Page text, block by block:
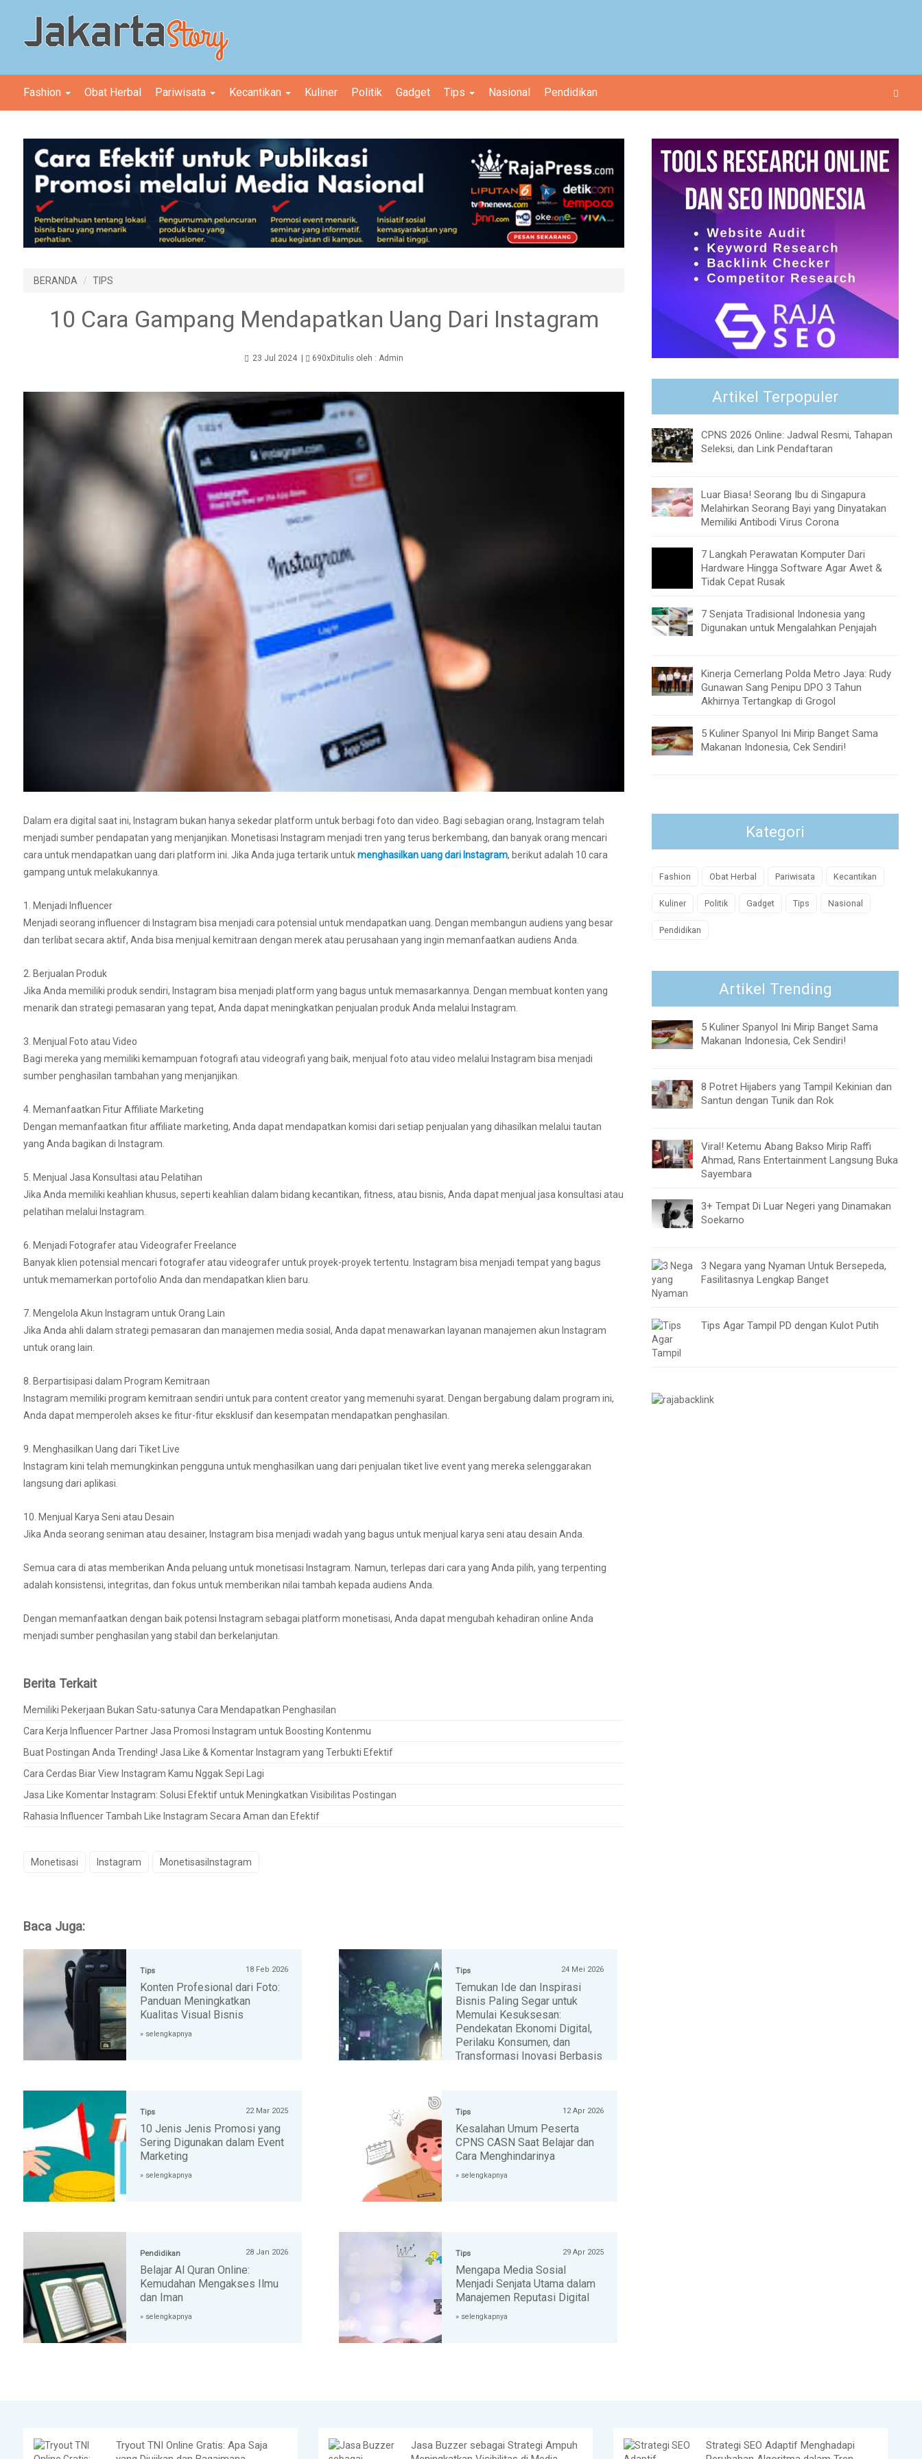
Fashion Obat Herbal Pariwisata Kecantikan Kuliner Politik Gadget Tips Nasional Pendidikan
BERANDA TIPS
10 Cara Gampang Mendapatkan Uang Dari Instagram
23 Jul 2024 690xDitulis oleh : Admin
Dalam era digital saat ini, Instagram bukan hanya sekedar platform untuk berbagi foto dan video. Bagi sebagian orang, Instagram telah
menjadi sumber pendapatan yang menjanjikan. Monetisasi Instagram menjadi tren yang terus berkembang, dan banyak orang mencari
cara untuk mendapatkan uang dari platform ini. Jika Anda juga tertarik untukmenghasilkan uang dari Instagram, berikut adalah 10 cara
gampang untuk melakukannya.
1. Menjadi Influencer
Menjadi seorang influencer di Instagram bisa menjadi cara potensial untuk mendapatkan uang. Dengan membangun audiens yang besar
dan terlibat secara aktif, Anda bisa menjual kemitraan dengan merek atau perusahaan yang ingin memanfaatkan audiens Anda.
2. Berjualan Produk
Jika Anda memiliki produk sendiri, Instagram bisa menjadi platform yang bagus untuk memasarkannya. Dengan membuat konten yang
menarik dan strategi pemasaran yang tepat, Anda dapat meningkatkan penjualan produk Anda melalui Instagram.
3. Menjual Foto atau Video
Bagi mereka yang memiliki kemampuan fotografi atau videografi yang baik, menjual foto atau video melalui Instagram bisa menjadi
sumber penghasilan tambahan yang menjanjikan.
4. Memanfaatkan Fitur Affiliate Marketing
Dengan memanfaatkan fitur affiliate marketing, Anda dapat mendapatkan komisi dari setiap penjualan yang dihasilkan melalui tautan
yang Anda bagikan di Instagram.
5. Menjual Jasa Konsultasi atau Pelatihan
Jika Anda memiliki keahlian khusus, seperti keahlian dalam bidang kecantikan, fitness, atau bisnis, Anda dapat menjual jasa konsultasi atau
pelatihan melalui Instagram.
6. Menjadi Fotografer atau Videografer Freelance
Banyak klien potensial mencari fotografer atau videografer untuk proyek-proyek tertentu. Instagram bisa menjadi tempat yang bagus
untuk memamerkan portofolio Anda dan mendapatkan klien baru.
7. Mengelola Akun Instagram untuk Orang Lain
Jika Anda ahli dalam strategi pemasaran dan manajemen media sosial, Anda dapat menawarkan layanan manajemen akun Instagram
untuk orang lain.
8. Berpartisipasi dalam Program Kemitraan
Instagram memiliki program kemitraan sendiri untuk para content creator yang memenuhi syarat. Dengan bergabung dalam program ini,
Anda dapat memperoleh akses ke fitur-fitur eksklusif dan kesempatan mendapatkan penghasilan.
9. Menghasilkan Uang dari Tiket Live
Instagram kini telah memungkinkan pengguna untuk menghasilkan uang dari penjualan tiket live event yang mereka selenggarakan
langsung dari aplikasi.
10. Menjual Karya Seni atau Desain
Jika Anda seorang seniman atau desainer, Instagram bisa menjadi wadah yang bagus untuk menjual karya seni atau desain Anda.
Semua cara di atas memberikan Anda peluang untuk monetisasi Instagram. Namun, terlepas dari cara yang Anda pilih, yang terpenting
adalah konsistensi, integritas, dan fokus untuk memberikan nilai tambah kepada audiens Anda.
Dengan memanfaatkan dengan baik potensi Instagram sebagai platform monetisasi, Anda dapat mengubah kehadiran online Anda
menjadi sumber penghasilan yang stabil dan berkelanjutan.
Berita Terkait
Memiliki Pekerjaan Bukan Satu-satunya Cara Mendapatkan Penghasilan
Cara Kerja Influencer Partner Jasa Promosi Instagram untuk Boosting Kontenmu
Buat Postingan Anda Trending! Jasa Like & Komentar Instagram yang Terbukti Efektif
Cara Cerdas Biar View Instagram Kamu Nggak Sepi Lagi
Jasa Like Komentar Instagram: Solusi Efektif untuk Meningkatkan Visibilitas Postingan
Rahasia Influencer Tambah Like Instagram Secara Aman dan Efektif
Monetisasi Instagram MonetisasiInstagram
Baca Juga:
Tips 18 Feb 2026
Konten Profesional dari Foto:
Panduan Meningkatkan
Kualitas Visual Bisnis
» selengkapnya
Tips 24 Mei 2026
Temukan Ide dan Inspirasi
Bisnis Paling Segar untuk
Memulai Kesuksesan:
Pendekatan Ekonomi Digital,
Perilaku Konsumen, dan
Transformasi Inovasi Berbasis
Tips 22 Mar 2025
10 Jenis Jenis Promosi yang
Sering Digunakan dalam Event
Marketing
» selengkapnya
Tips 12 Apr 2026
Kesalahan Umum Peserta
CPNS CASN Saat Belajar dan
Cara Menghindarinya
» selengkapnya
Pendidikan 28 Jan 2026
Belajar Al Quran Online:
Kemudahan Mengakses Ilmu
dan Iman
» selengkapnya
Tips 29 Apr 2025
Mengapa Media Sosial
Menjadi Senjata Utama dalam
Manajemen Reputasi Digital
» selengkapnya
Artikel Terpopuler
CPNS 2026 Online: Jadwal Resmi, Tahapan
Seleksi, dan Link Pendaftaran
Luar Biasa! Seorang Ibu di Singapura
Melahirkan Seorang Bayi yang Dinyatakan
Memiliki Antibodi Virus Corona
7 Langkah Perawatan Komputer Dari
Hardware Hingga Software Agar Awet &
Tidak Cepat Rusak
7 Senjata Tradisional Indonesia yang
Digunakan untuk Mengalahkan Penjajah
Kinerja Cemerlang Polda Metro Jaya: Rudy
Gunawan Sang Penipu DPO 3 Tahun
Akhirnya Tertangkap di Grogol
5 Kuliner Spanyol Ini Mirip Banget Sama
Makanan Indonesia, Cek Sendiri!
Kategori
Fashion Obat Herbal Pariwisata Kecantikan
Kuliner Politik Gadget Tips Nasional
Pendidikan
Artikel Trending
5 Kuliner Spanyol Ini Mirip Banget Sama
Makanan Indonesia, Cek Sendiri!
8 Potret Hijabers yang Tampil Kekinian dan
Santun dengan Tunik dan Rok
Viral! Ketemu Abang Bakso Mirip Raffi
Ahmad, Rans Entertainment Langsung Buka
Sayembara
3+ Tempat Di Luar Negeri yang Dinamakan
Soekarno
3 Negara yang Nyaman Untuk Bersepeda,
Fasilitasnya Lengkap Banget
Tips Agar Tampil PD dengan Kulot Putih
Tryout TNI Online Gratis: Apa Saja
Jasa Buzzer sebagai Strategi Ampuh
Strategi SEO Adaptif Menghadapi